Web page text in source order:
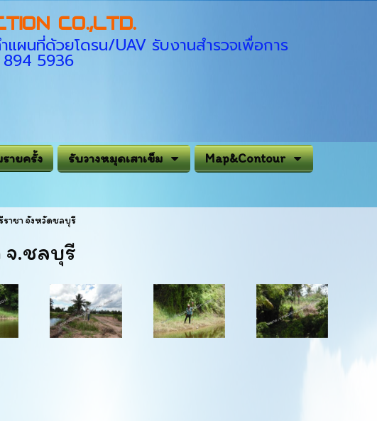
CO.,LTD.
แผนที่ด้วยโดรน/UAV รับงานสำรวจเพื่อการ
894 5936
ายครั้ง รับวางหมุดเสาเข็ม Map&Contour
าชา จังหวัดชลบุรี
จ.ชลบุรี